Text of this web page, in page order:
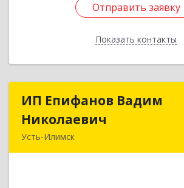
Отправить заявку
Показать контакты
Отправить заявку
Назад
ИП Епифанов Вадим
Николаевич
Усть-Илимск
ИП